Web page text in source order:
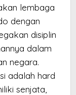
lembaga
dengan
disiplin
dalam
negara.
adalah hard
senjata,